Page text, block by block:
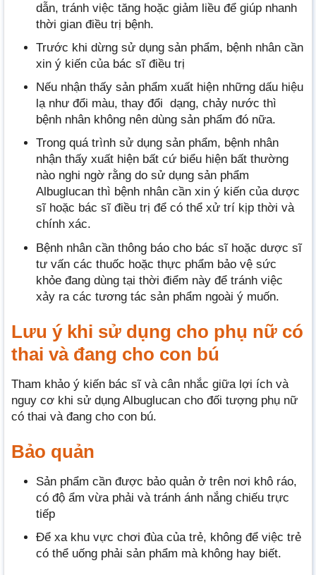
dẫn, tránh việc tăng hoặc giảm liều để giúp nhanh
thời gian điều trị bệnh.
Trước khi dừng sử dụng sản phẩm, bệnh nhân cần
xin ý kiến của bác sĩ điều trị
Nếu nhận thấy sản phẩm xuất hiện những dấu hiệu
lạ như đổi màu, thay đổi dạng, chảy nước thì
bệnh nhân không nên dùng sản phẩm đó nữa.
Trong quá trình sử dụng sản phẩm, bệnh nhân
nhận thấy xuất hiện bất cứ biểu hiện bất thường
nào nghi ngờ rằng do sử dụng sản phẩm
Albuglucan thì bệnh nhân cần xin ý kiến của dược
sĩ hoặc bác sĩ điều trị để có thể xử trí kịp thời và
chính xác.
Bệnh nhân cần thông báo cho bác sĩ hoặc dược sĩ
tư vấn các thuốc hoặc thực phẩm bảo vệ sức
khỏe đang dùng tại thời điểm này để tránh việc
xảy ra các tương tác sản phẩm ngoài ý muốn.
Lưu ý khi sử dụng cho phụ nữ có
thai và đang cho con bú
Tham khảo ý kiến bác sĩ và cân nhắc giữa lợi ích và
nguy cơ khi sử dụng Albuglucan cho đối tượng phụ nữ
có thai và đang cho con bú.
Bảo quản
Sản phẩm cần được bảo quản ở trên nơi khô ráo,
có độ ẩm vừa phải và tránh ánh nắng chiếu trực
tiếp
Để xa khu vực chơi đùa của trẻ, không để việc trẻ
có thể uống phải sản phẩm mà không hay biết.